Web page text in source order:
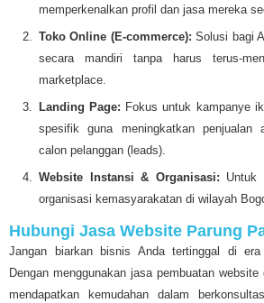
memperkenalkan profil dan jasa mereka
Toko Online (E-commerce): Solusi bagi
secara mandiri tanpa harus terus-
marketplace.
Landing Page: Fokus untuk kampanye
spesifik guna meningkatkan penjualan
calon pelanggan (leads).
Website Instansi & Organisasi: Untuk
organisasi kemasyarakatan di wilayah
Hubungi Jasa Website Parung
Jangan biarkan bisnis Anda tertinggal di
Dengan menggunakan jasa pembuatan
mendapatkan kemudahan dalam